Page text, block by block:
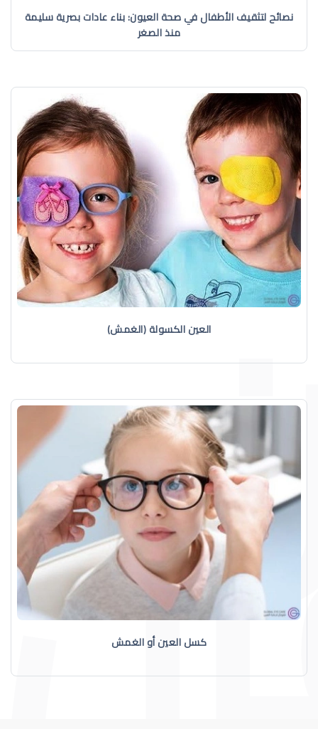
نصائح لتثقيف الأطفال في صحة العيون: بناء عادات بصرية سليمة
منذ الصغر
العين الكسولة (الغمش)
كسل العين أو الغمش